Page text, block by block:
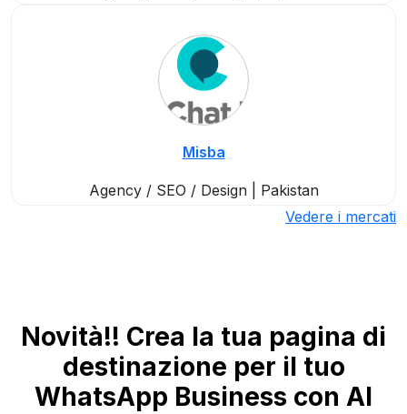
Misba
Agency / SEO / Design | Pakistan
Vedere i mercati
Novità!! Crea la tua pagina di
destinazione per il tuo
WhatsApp Business con AI